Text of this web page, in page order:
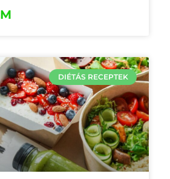
DIÉTÁS RECEPTEK